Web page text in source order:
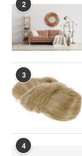
2
3
4